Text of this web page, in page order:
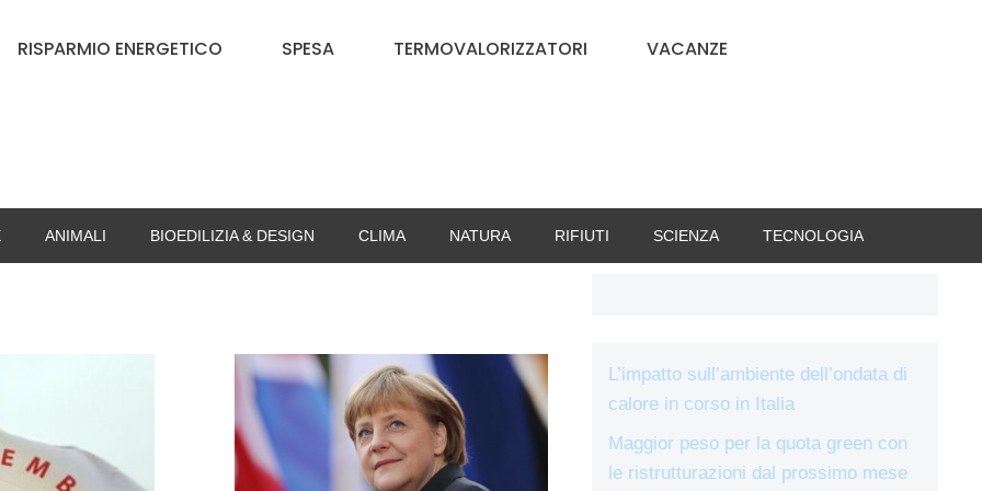
RISPARMIO ENERGETICO SPESA TERMOVALORIZZATORI VACANZE
ANIMALI BIOEDILIZIA & DESIGN CLIMA NATURA RIFIUTI SCIENZA TECNOLOGIA
L’impatto sull’ambiente dell’ondata di
calore in corso in Italia
Maggior peso per la quota green con
le ristrutturazioni dal prossimo mese